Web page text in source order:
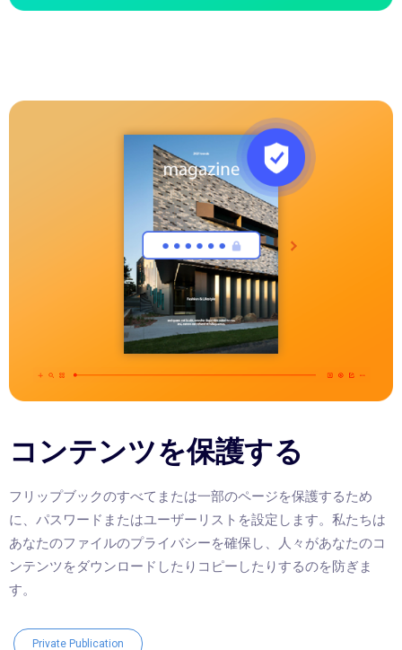
コンテンツを保護する
フリップブックのすべてまたは一部のページを保護するため
に、パスワードまたはユーザーリストを設定します。私たちは
あなたのファイルのプライバシーを確保し、人々があなたのコ
ンテンツをダウンロードしたりコピーしたりするのを防ぎま
す。
Private Publication